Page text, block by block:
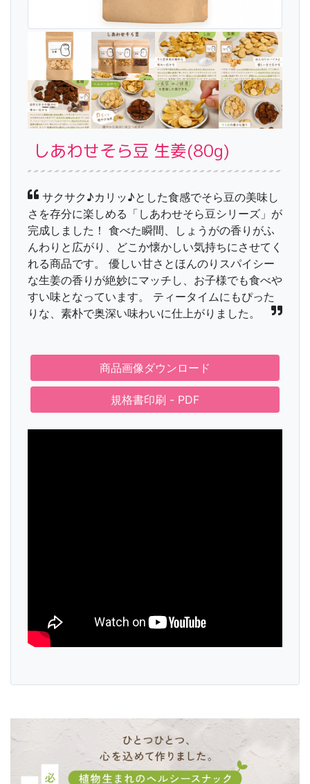
しあわせそら豆 生姜(80g)
サクサク♪カリッ♪とした食感でそら豆の美味し
さを存分に楽しめる「しあわせそら豆シリーズ」が
完成しました！ 食べた瞬間、しょうがの香りがふ
んわりと広がり、どこか懐かしい気持ちにさせてく
れる商品です。 優しい甘さとほんのりスパイシー
な生姜の香りが絶妙にマッチし、お子様でも食べや
すい味となっています。 ティータイムにもぴった
りな、素朴で奥深い味わいに仕上がりました。
商品画像ダウンロード
規格書印刷 - PDF